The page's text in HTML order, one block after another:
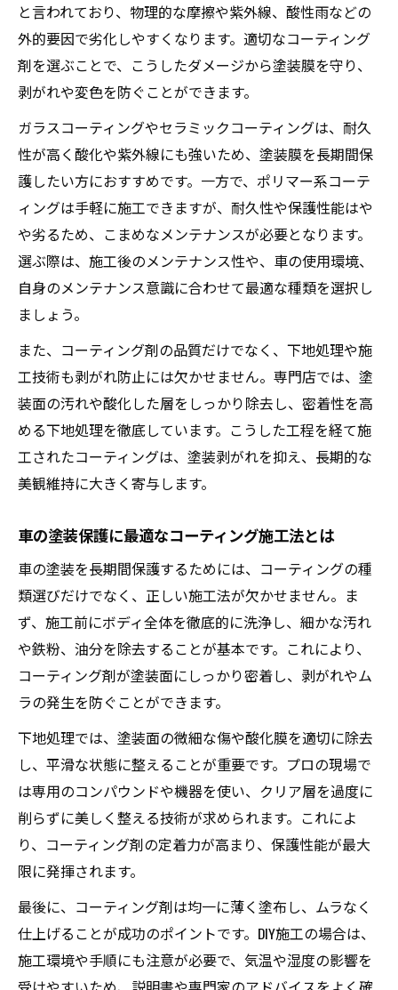
と言われており、物理的な摩擦や紫外線、酸性雨などの
外的要因で劣化しやすくなります。適切なコーティング
剤を選ぶことで、こうしたダメージから塗装膜を守り、
剥がれや変色を防ぐことができます。
ガラスコーティングやセラミックコーティングは、耐久
性が高く酸化や紫外線にも強いため、塗装膜を長期間保
護したい方におすすめです。一方で、ポリマー系コーテ
ィングは手軽に施工できますが、耐久性や保護性能はや
や劣るため、こまめなメンテナンスが必要となります。
選ぶ際は、施工後のメンテナンス性や、車の使用環境、
自身のメンテナンス意識に合わせて最適な種類を選択し
ましょう。
また、コーティング剤の品質だけでなく、下地処理や施
工技術も剥がれ防止には欠かせません。専門店では、塗
装面の汚れや酸化した層をしっかり除去し、密着性を高
める下地処理を徹底しています。こうした工程を経て施
工されたコーティングは、塗装剥がれを抑え、長期的な
美観維持に大きく寄与します。
車の塗装保護に最適なコーティング施工法とは
車の塗装を長期間保護するためには、コーティングの種
類選びだけでなく、正しい施工法が欠かせません。ま
ず、施工前にボディ全体を徹底的に洗浄し、細かな汚れ
や鉄粉、油分を除去することが基本です。これにより、
コーティング剤が塗装面にしっかり密着し、剥がれやム
ラの発生を防ぐことができます。
下地処理では、塗装面の微細な傷や酸化膜を適切に除去
し、平滑な状態に整えることが重要です。プロの現場で
は専用のコンパウンドや機器を使い、クリア層を過度に
削らずに美しく整える技術が求められます。これによ
り、コーティング剤の定着力が高まり、保護性能が最大
限に発揮されます。
最後に、コーティング剤は均一に薄く塗布し、ムラなく
仕上げることが成功のポイントです。DIY施工の場合は、
施工環境や手順にも注意が必要で、気温や湿度の影響を